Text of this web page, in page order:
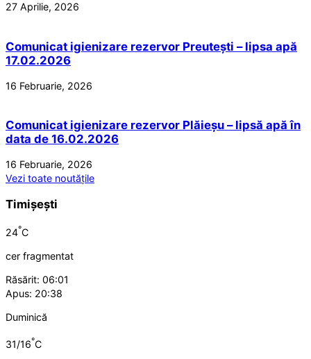
27 Aprilie, 2026
Comunicat igienizare rezervor Preutești – lipsa apă
17.02.2026
16 Februarie, 2026
Comunicat igienizare rezervor Plăieșu – lipsă apă în
data de 16.02.2026
16 Februarie, 2026
Vezi toate noutățile
Timișești
24°C
cer fragmentat
Răsărit: 06:01
Apus: 20:38
Duminică
31/16°C